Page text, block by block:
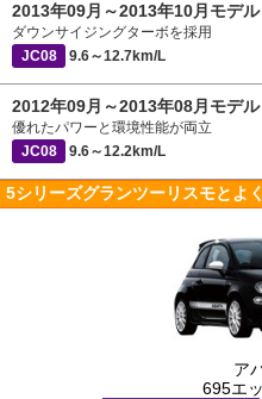
2013年09月～2013年10月モデル
ダウンサイジングターボを採用
JC08
9.6～12.7km/L
2012年09月～2013年08月モデル
優れたパワーと環境性能が両立
JC08
9.6～12.2km/L
5シリーズグランツーリスモとよ
ア
695エ